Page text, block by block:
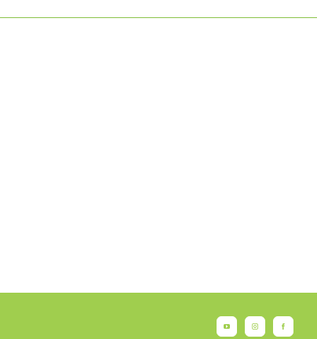
YouTube Instagram Facebook